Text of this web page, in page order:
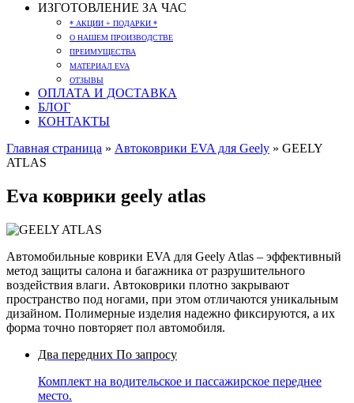
ИЗГОТОВЛЕНИЕ ЗА ЧАС
* АКЦИИ + ПОДАРКИ *
О НАШЕМ ПРОИЗВОДСТВЕ
ПРЕИМУЩЕСТВА
МАТЕРИАЛ EVA
ОТЗЫВЫ
ОПЛАТА И ДОСТАВКА
БЛОГ
КОНТАКТЫ
Главная страница » Автоковрики EVA для Geely » GEELY
ATLAS
Eva коврики geely atlas
Автомобильные коврики EVA для Geely Atlas – эффективный
метод защиты салона и багажника от разрушительного
воздействия влаги. Автоковрики плотно закрывают
пространство под ногами, при этом отличаются уникальным
дизайном. Полимерные изделия надежно фиксируются, а их
форма точно повторяет пол автомобиля.
Два передних По запросу
Комплект на водительское и пассажирское переднее
место.